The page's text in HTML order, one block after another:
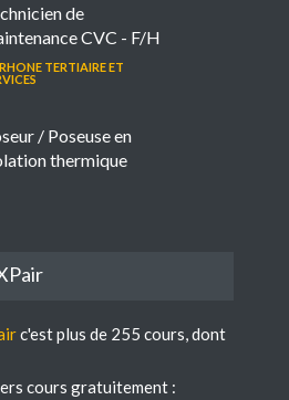
de
CVC - F/H
TERTIAIRE ET
/ Poseuse en
thermique
c'est plus de 255 cours, dont
cours gratuitement :